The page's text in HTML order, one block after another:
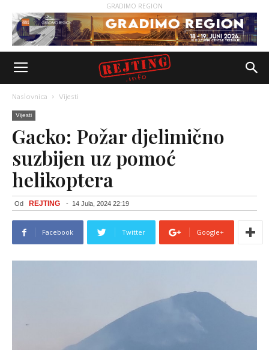
GRADIMO REGION
Naslovnica Vijesti
Vijesti
Gacko: Požar djelimično
suzbijen uz pomoć
helikoptera
Od REJTING - 14 Jula, 2024 22:19
Facebook Twitter Google+